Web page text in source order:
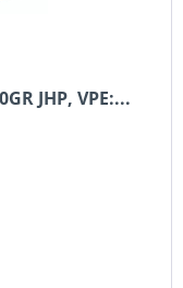
JHP, VPE:...